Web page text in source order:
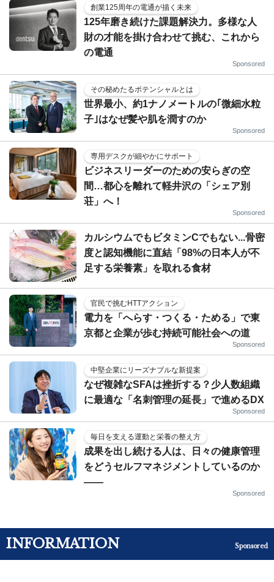
創業125周年の電通が描く未来
125年磨き続けた課題解決力。多様な人
財の才能を掛け合わせて挑む、これから
の電通
Sponsored
その秘めたるポテンシャルとは
世界最小、約1ナノメートルの｢微細水粒
子｣はなぜ髪や肌を潤すのか
Sponsored
専用デスクが細やかにサポート
ビジネスリーダーのための安らぎの空
間…都心を離れて軽井沢の「シェア別
荘」へ！
Sponsored
カルシウムでもビタミンCでもない...骨密
度と認知機能に直結「98%の日本人が不
足する栄養素」を取れる食材
官民で挑むHTTアクション
電力を「へらす・つくる・ためる」で東
京都と企業が歩む持続可能社会への道
Sponsored
中堅企業にリーズナブルな新提案
なぜ複雑なSFAは挫折する？少人数組織
に最適な「名刺管理の延長」で進めるDX
Sponsored
毎日を支える運動と栄養の整え方
成果を出し続ける人は、日々の健康管理
をどうセルフマネジメントしているのか
——
Sponsored
INFORMATION Sponsored